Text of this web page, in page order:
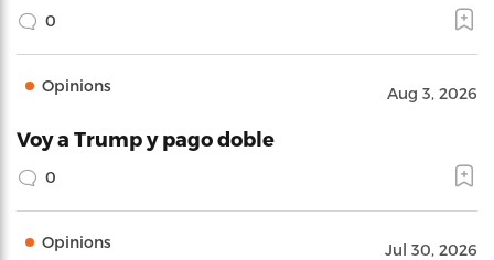
0
Opinions Aug 3, 2026
Voy a Trump y pago doble
0
Opinions Jul 30, 2026